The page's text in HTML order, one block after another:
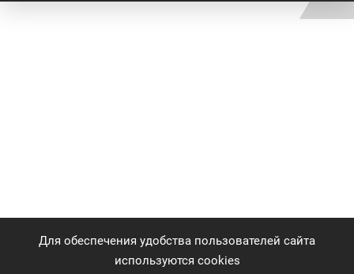
Для обеспечения удобства пользователей сайта
используются cookies